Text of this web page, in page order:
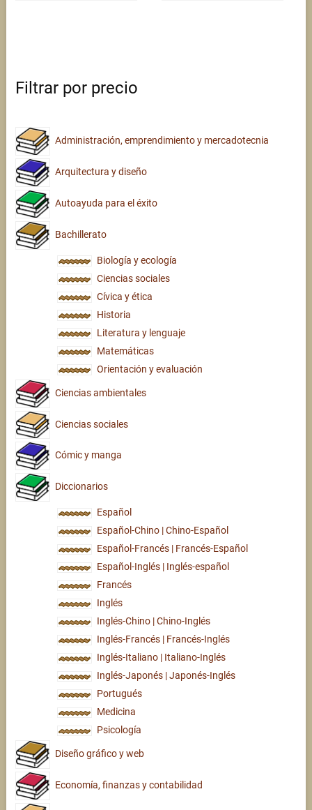
Filtrar por precio
Administración, emprendimiento y mercadotecnia
Arquitectura y diseño
Autoayuda para el éxito
Bachillerato
Biología y ecología
Ciencias sociales
Cívica y ética
Historia
Literatura y lenguaje
Matemáticas
Orientación y evaluación
Ciencias ambientales
Ciencias sociales
Cómic y manga
Diccionarios
Español
Español-Chino | Chino-Español
Español-Francés | Francés-Español
Español-Inglés | Inglés-español
Francés
Inglés
Inglés-Chino | Chino-Inglés
Inglés-Francés | Francés-Inglés
Inglés-Italiano | Italiano-Inglés
Inglés-Japonés | Japonés-Inglés
Portugués
Medicina
Psicología
Diseño gráfico y web
Economía, finanzas y contabilidad